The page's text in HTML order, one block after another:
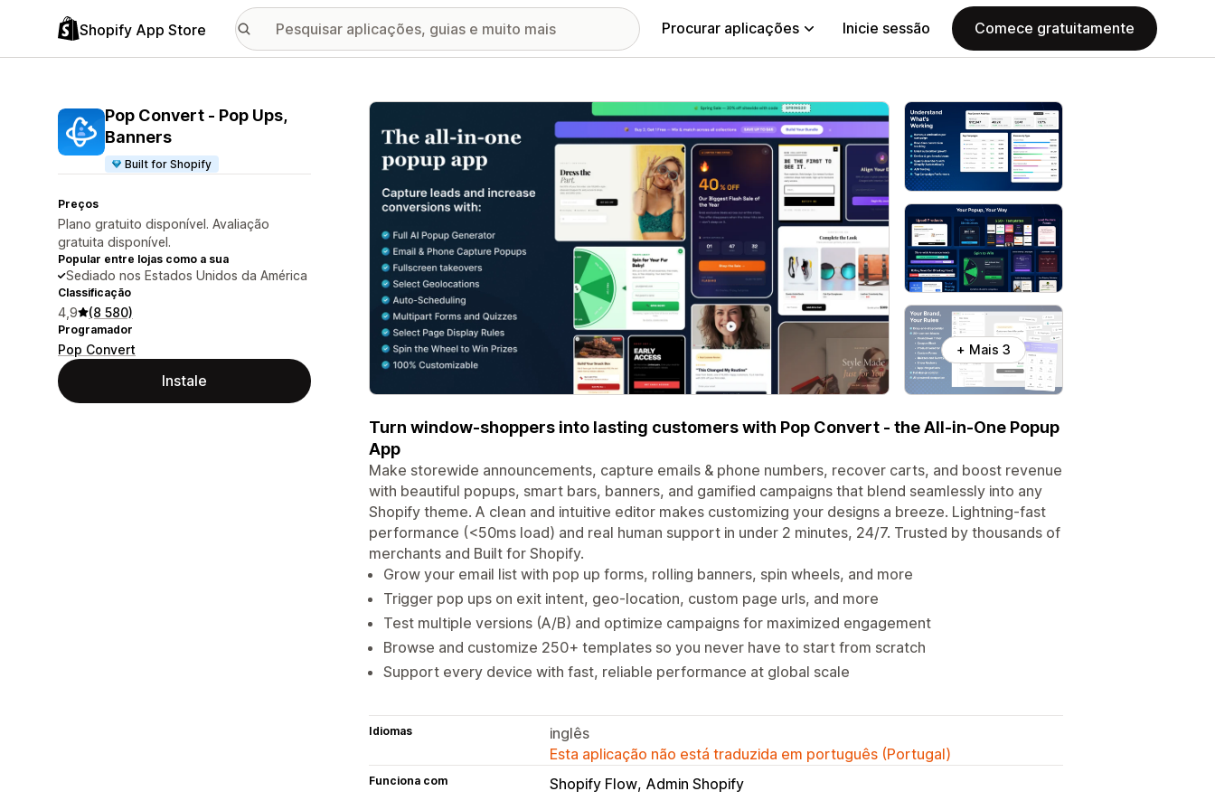
Shopify App Store Procurar aplicações Inicie sessão Comece gratuitamente
Pop Convert ‑ Pop Ups,
Banners
Built for Shopify
Preços
Plano gratuito disponível. Avaliação
gratuita disponível.
Popular entre lojas como a sua
Sediado nos Estados Unidos da América
Classificação
4,9 (8 580)
Programador
Pop Convert
Instale
Galeria de imagens em destaque
+ Mais 3
Turn window-shoppers into lasting customers with Pop Convert - the All-in-One Popup
App
Make storewide announcements, capture emails & phone numbers, recover carts, and boost revenue
with beautiful popups, smart bars, banners, and gamified campaigns that blend seamlessly into any
Shopify theme. A clean and intuitive editor makes customizing your designs a breeze. Lightning-fast
performance (<50ms load) and real human support in under 2 minutes, 24/7. Trusted by thousands of
merchants and Built for Shopify.
Grow your email list with pop up forms, rolling banners, spin wheels, and more
Trigger pop ups on exit intent, geo-location, custom page urls, and more
Test multiple versions (A/B) and optimize campaigns for maximized engagement
Browse and customize 250+ templates so you never have to start from scratch
Support every device with fast, reliable performance at global scale
Idiomas
inglês
Esta aplicação não está traduzida em português (Portugal)
Funciona com Shopify Flow Admin Shopify